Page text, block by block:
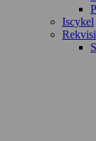
Iscykel